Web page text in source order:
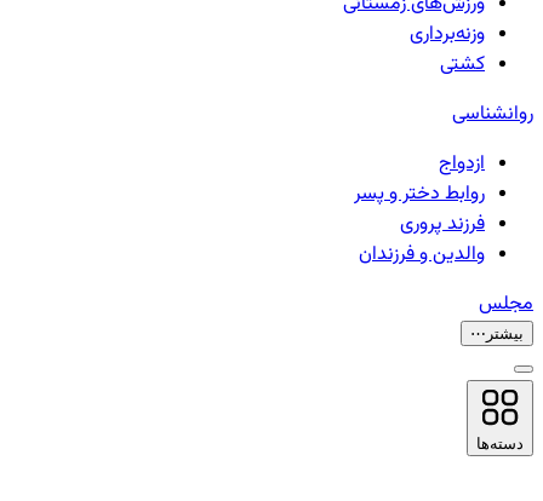
وزنه‌برداری
کشتی
روانشناسی
ازدواج
روابط دختر و پسر
فرزند پروری
والدین و فرزندان
مجلس
بیشتر ⋯
دسته‌ها